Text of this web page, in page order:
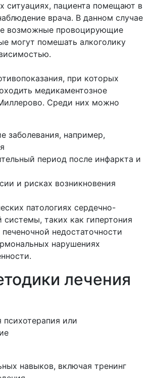
ситуациях, пациента помещают в
врача. В данном случае
возможные провоцирующие
могут помешать алкоголику
при которых
медикаментозное
Среди них можно
заболевания, например,
период после инфаркта и
и рисках возникновения
патологиях сердечно-
системы, таких как гипертония
недостаточности
нарушениях
лечения
психотерапия или
навыков, включая тренинг